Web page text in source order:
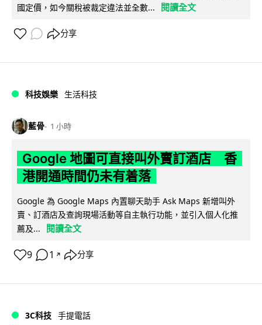
國定價，如今關稅被裁定違法並全數...
閱讀全文
分享
科技娛樂 生活科技
藍骨 1 小時
Google 地圖可直接叫外賣訂酒店 香
港開通時間仍未有着落
Google 為 Google Maps 內置聊天助手 Ask Maps 新增叫外
賣、訂酒店及查詢現場活動等自主執行功能，並引入個人化推
薦及...
閱讀全文
9 1 ↗ 分享
3C科技 手提電話